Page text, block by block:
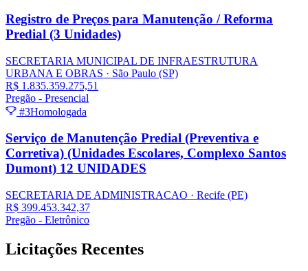
Registro de Preços para Manutenção / Reforma
Predial (3 Unidades)
SECRETARIA MUNICIPAL DE INFRAESTRUTURA
URBANA E OBRAS · São Paulo (SP)
R$ 1.835.359.275,51
Pregão - Presencial
#3Homologada
Serviço de Manutenção Predial (Preventiva e
Corretiva) (Unidades Escolares, Complexo Santos
Dumont) 12 UNIDADES
SECRETARIA DE ADMINISTRACAO · Recife (PE)
R$ 399.453.342,37
Pregão - Eletrônico
Licitações Recentes